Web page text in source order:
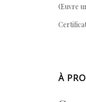
Œuvre
À